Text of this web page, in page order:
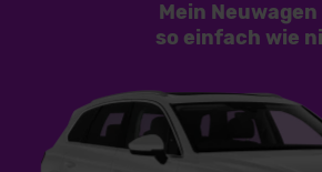
Mein Neuwagen
so einfach wie